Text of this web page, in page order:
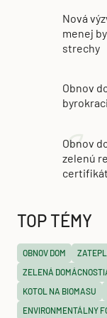
Nová
menej
strechy
Obnov
Obnov
zelenú
TOP TÉMY
OBNOV DOM
ZELENÁ
KOTOL NA BIOMASU
ENVIRONMENTÁLNY